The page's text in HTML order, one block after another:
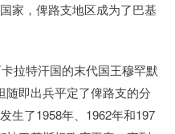
家，俾路支地区成为了巴基
拉特汗国的末代国王穆罕默
随即出兵平定了俾路支的分
生了1958年、1962年和197